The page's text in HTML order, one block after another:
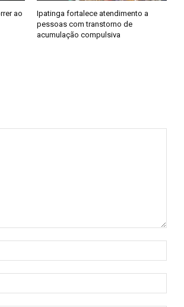
ao
Ipatinga fortalece atendimento a
pessoas com transtorno de
acumulação compulsiva
mail:*